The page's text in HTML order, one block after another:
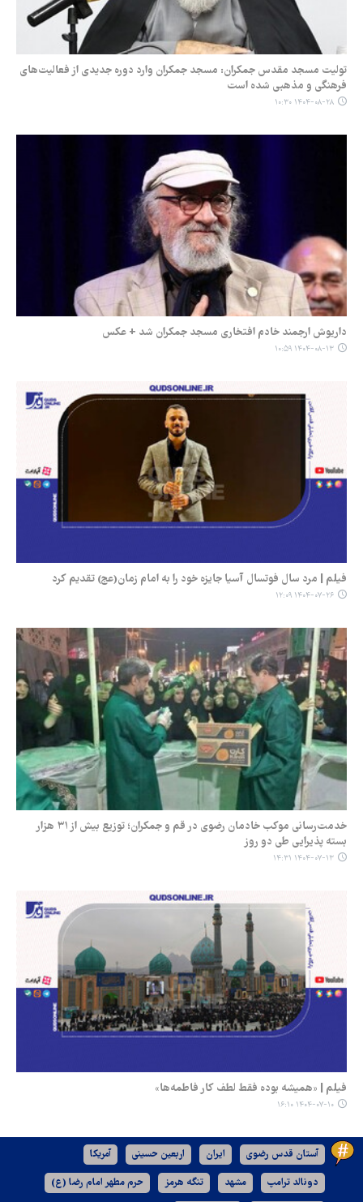
تولیت مسجد مقدس جمکران: مسجد جمکران وارد دوره جدیدی از فعالیت‌های
فرهنگی و مذهبی شده است
۱۴۰۴-۰۸-۲۸ ۱۰:۳۰
داریوش ارجمند خادم افتخاری مسجد جمکران شد + عکس
۱۴۰۴-۰۸-۱۳ ۱۰:۵۹
فیلم | مرد سال فوتسال آسیا جایزه خود را به امام زمان(عج) تقدیم کرد
۱۴۰۴-۰۷-۲۶ ۱۲:۰۹
خدمت‌رسانی موکب خادمان رضوی در قم و جمکران؛ توزیع بیش از ۳۱ هزار
بسته پذیرایی طی دو روز
۱۴۰۴-۰۷-۱۳ ۱۴:۳۱
فیلم | «همیشه بوده فقط لطف کار فاطمه‌ها»
۱۴۰۴-۰۷-۱۰ ۱۶:۱۰
آستان قدس رضوی ایران اربعین حسینی آمریکا
دونالد ترامپ مشهد تنگه هرمز حرم مطهر امام رضا (ع)